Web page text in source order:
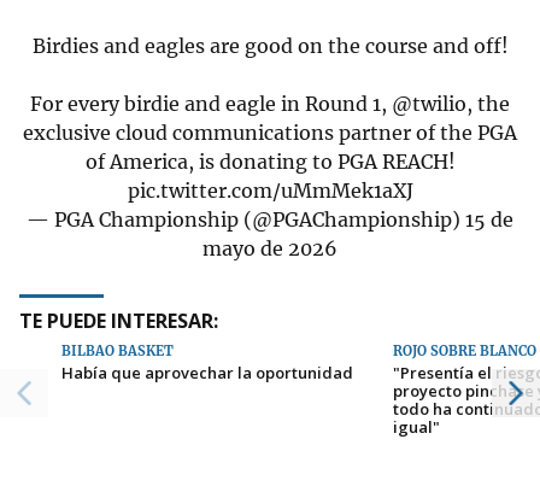
Birdies and eagles are good on the course and off!
For every birdie and eagle in Round 1, @twilio, the
exclusive cloud communications partner of the PGA
of America, is donating to PGA REACH!
pic.twitter.com/uMmMek1aXJ
— PGA Championship (@PGAChampionship) 15 de
mayo de 2026
TE PUEDE INTERESAR:
BILBAO BASKET
Había que aprovechar la oportunidad
ROJO SOBRE BLANCO
"Presentía el
proyecto pinchase
todo ha
igual"